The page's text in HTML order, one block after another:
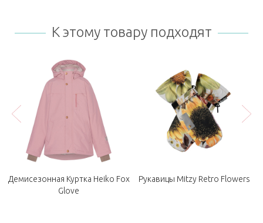
К этому товару подходят
Демисезонная Куртка Heiko Fox
Glove
Рукавицы Mitzy Retro Flowers